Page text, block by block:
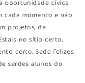
oportunidade cívica
cada momento e não
projetos, de
no sítio certo,
certo. Sede felizes
serdes alunos do